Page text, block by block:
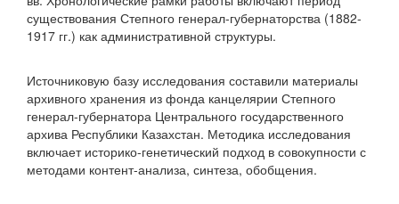
существования Степного генерал-губернаторства (1882-
1917 гг.) как административной структуры.
Источниковую базу исследования составили материалы
архивного хранения из фонда канцелярии Степного
генерал-губернатора Центрального государственного
архива Республики Казахстан. Методика исследования
включает историко-генетический подход в совокупности с
методами контент-анализа, синтеза, обобщения.